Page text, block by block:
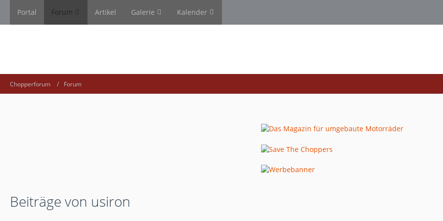
Portal Forum Artikel Galerie Kalender
Chopperforum Forum
Beiträge von usiron